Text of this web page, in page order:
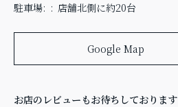
駐車場:
店舗北側に約20台
Google Map
お店のレビューもお待ちしております